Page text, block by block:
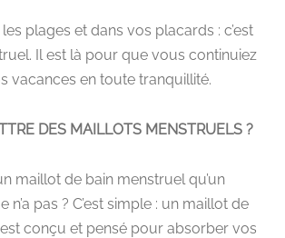
plages et dans vos placards : c’est
Il est là pour que vous continuiez
vacances en toute tranquillité.
DES MAILLOTS MENSTRUELS ?
maillot de bain menstruel qu’un
n’a pas ? C’est simple : un maillot de
conçu et pensé pour absorber vos